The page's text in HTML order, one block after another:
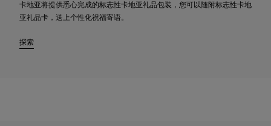
卡地亚将提供悉心完成的标志性卡地亚礼品包装，您可以随附标志性卡地
亚礼品卡，送上个性化祝福寄语。
探索